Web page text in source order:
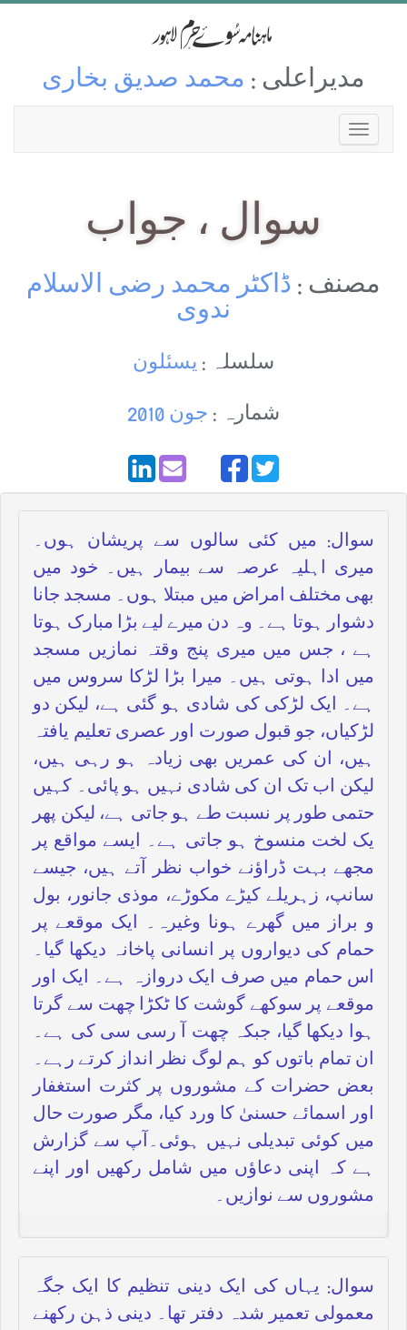
مدیراعلی : محمد صدیق بخاری
سوال ، جواب
مصنف : ڈاکٹر محمد رضی الاسلام
ندوی
سلسلہ :یسئلون
شمارہ : جون 2010
سوال: میں کئی سالوں سے پریشان ہوں۔
میری اہلیہ عرصہ سے بیمار ہیں۔ خود میں
بھی مختلف امراض میں مبتلا ہوں۔ مسجد جانا
دشوار ہوتا ہے۔ وہ دن میرے لیے بڑا مبارک ہوتا
ہے ، جس میں میری پنج وقتہ نمازیں مسجد
میں ادا ہوتی ہیں۔ میرا بڑا لڑکا سروس میں
ہے۔ ایک لڑکی کی شادی ہو گئی ہے، لیکن دو
لڑکیاں، جو قبول صورت اور عصری تعلیم یافتہ
ہیں، ان کی عمریں بھی زیادہ ہو رہی ہیں،
لیکن اب تک ان کی شادی نہیں ہو پائی۔ کہیں
حتمی طور پر نسبت طے ہو جاتی ہے، لیکن پھر
یک لخت منسوخ ہو جاتی ہے۔ ایسے مواقع پر
مجھے بہت ڈراؤنے خواب نظر آتے ہیں، جیسے
سانپ، زہریلے کیڑے مکوڑے، موذی جانور، بول
و براز میں گھرے ہونا وغیرہ۔ ایک موقعے پر
حمام کی دیواروں پر انسانی پاخانہ دیکھا گیا۔
اس حمام میں صرف ایک دروازہ ہے۔ ایک اور
موقعے پر سوکھے گوشت کا ٹکڑا چھت سے گرتا
ہوا دیکھا گیا، جبکہ چھت آ رسی سی کی ہے۔
ان تمام باتوں کو ہم لوگ نظر انداز کرتے رہے۔
بعض حضرات کے مشوروں پر کثرت استغفار
اور اسمائے حسنیٰ کا ورد کیا، مگر صورت حال
میں کوئی تبدیلی نہیں ہوئی۔آپ سے گزارش
ہے کہ اپنی دعاؤں میں شامل رکھیں اور اپنے
مشوروں سے نوازیں۔
سوال: یہاں کی ایک دینی تنظیم کا ایک جگہ
معمولی تعمیر شدہ دفتر تھا۔ دینی ذہن رکھنے